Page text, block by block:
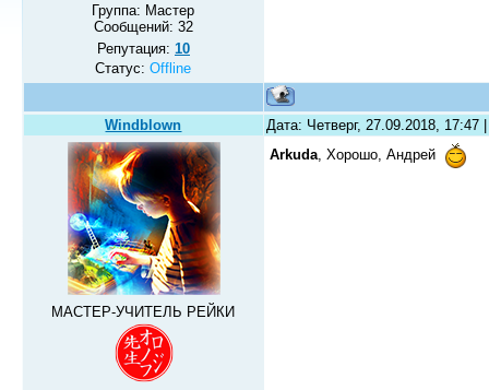
Группа: Мастер
Сообщений: 32
Репутация: 10
Статус:Offline
Windblown Дата: Четверг, 27.09.2018,
МАСТЕР-УЧИТЕЛЬ РЕЙКИ
Arkuda , Хорошо, Андрей